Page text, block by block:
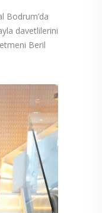
Bodrum’da
davetlilerini
Beril